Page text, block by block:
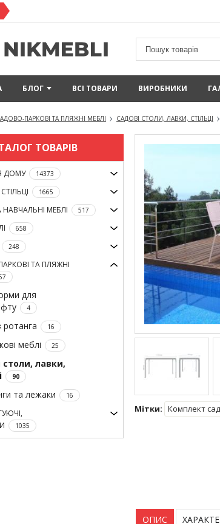
БЛОГ ВСІ ТОВАРИ ВИРОБНИКИ
ПАРКОВІ ТА ПЛЯЖНІ МЕБЛІ САДОВІ СТОЛИ, ЛАВКИ, СТІЛЬЦІ
ТОВАРІВ
ДОМУ 14373
1665
НАВЧАЛЬНІ МЕБЛІ 517
658
248
ТА ПЛЯЖНІ
для
4
ротанга 16
меблі 25
столи, лавки,
90
та лежаки 16
1035
Мітки: Комплект
ОПИС